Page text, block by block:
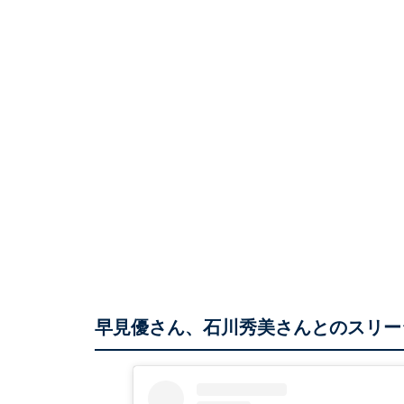
早見優さん、石川秀美さんとのスリ